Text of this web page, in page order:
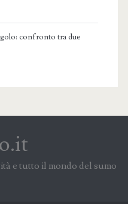
confronto tra due
e tutto il mondo del sumo